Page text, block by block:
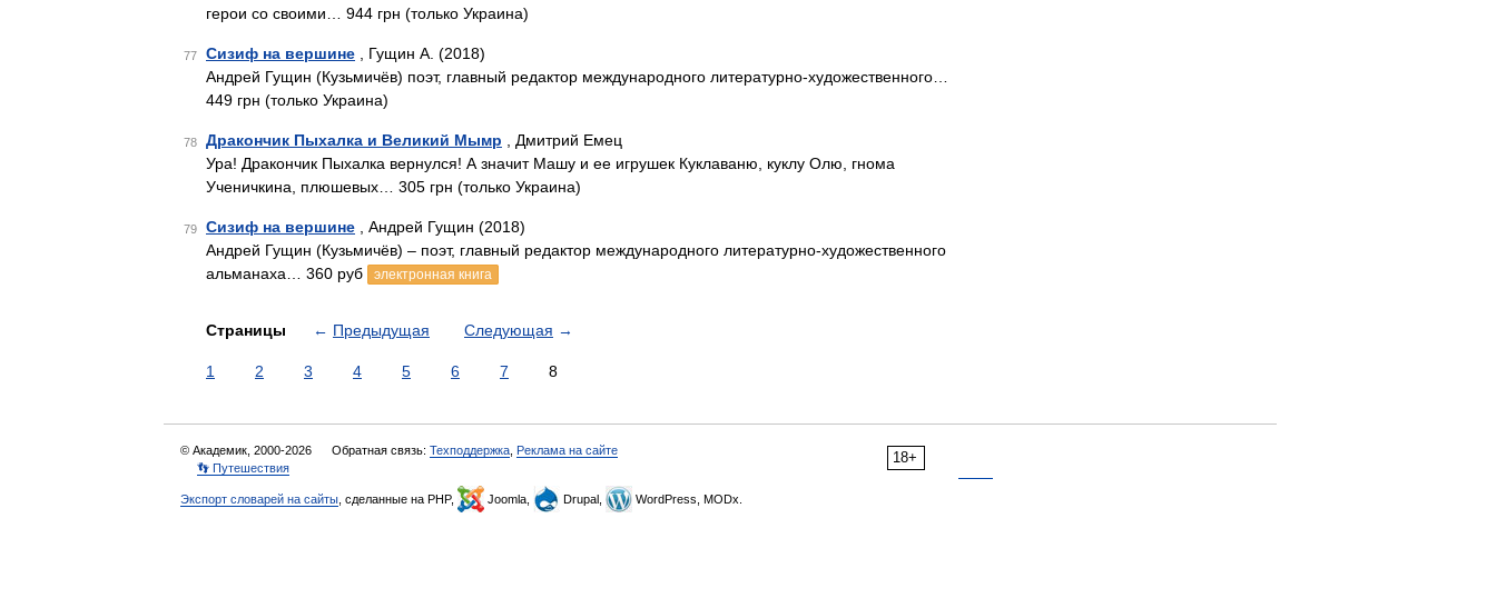
герои со своими… 944 грн (только Украина)
77 Сизиф на вершине , Гущин А. (2018)
Андрей Гущин (Кузьмичёв) поэт, главный редактор международного литературно-художественного…
449 грн (только Украина)
78 Дракончик Пыхалка и Великий Мымр , Дмитрий Емец
Ура! Дракончик Пыхалка вернулся! А значит Машу и ее игрушек Куклаваню, куклу Олю, гнома
Ученичкина, плюшевых… 305 грн (только Украина)
79 Сизиф на вершине , Андрей Гущин (2018)
Андрей Гущин (Кузьмичёв) – поэт, главный редактор международного литературно-художественного
альманаха… 360 руб
электронная книга
Страницы ← Предыдущая Следующая →
1 2 3 4 5 6 7 8
18+
© Академик, 2000-2026 Обратная связь: Техподдержка Реклама на сайте
👣 Путешествия
Экспорт словарей на сайты , сделанные на PHP, Joomla, Drupal, WordPress, MODx.